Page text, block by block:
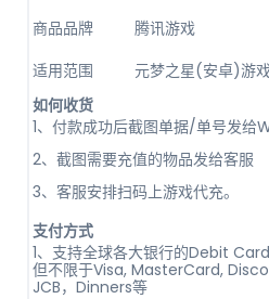
商品品牌
腾讯游戏
适用范围
元梦之星(安卓)游
如何收货
1、付款成功后截图单据/单号发给
2、截图需要充值的物品发给客服
3、客服安排扫码上游戏代充。
支付方式
1、支持全球各大银行的Debit
但不限于Visa, MasterCard,
JCB，Dinners等